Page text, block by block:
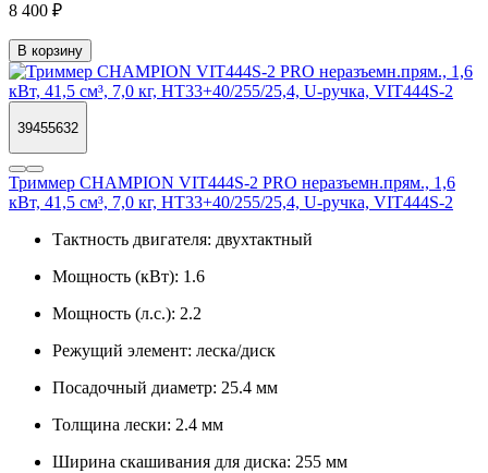
8 400 ₽
В корзину
39455632
Триммер CHAMPION VIT444S-2 PRO неразъемн.прям., 1,6
кВт, 41,5 см³, 7,0 кг, HT33+40/255/25,4, U-ручка, VIT444S-2
Тактность двигателя: двухтактный
Мощность (кВт): 1.6
Мощность (л.с.): 2.2
Режущий элемент: леска/диск
Посадочный диаметр: 25.4 мм
Толщина лески: 2.4 мм
Ширина скашивания для диска: 255 мм